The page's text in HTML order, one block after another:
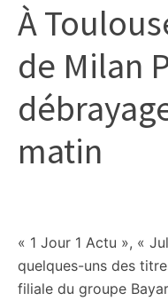
société,
culture,
politique,
faits
et
À
de Milan
matin
« 1 Jour 1 Actu », «
quelques-uns des
filiale du groupe